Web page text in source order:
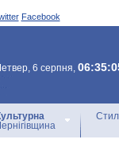
Facebook
6 серпня,